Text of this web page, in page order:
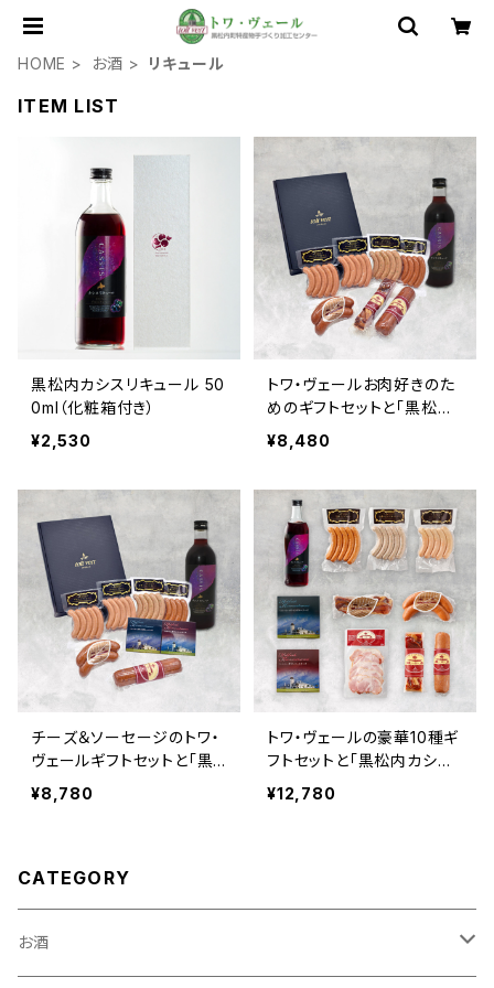
HOME お酒 リキュール
ITEM LIST
黒松内カシスリキュール 50
0ml（化粧箱付き）
¥2,530
トワ・ヴェールお肉好きのた
めのギフトセットと「黒松内
カシスリキュール 500ml」1
¥8,480
チーズ＆ソーセージのトワ・
ヴェールギフトセットと「黒
松内カシスリキュール 500
ml」1本
¥8,780
トワ・ヴェールの豪華10種ギ
フトセットと「黒松内カシス
リキュール 500ml」1本
¥12,780
CATEGORY
お酒